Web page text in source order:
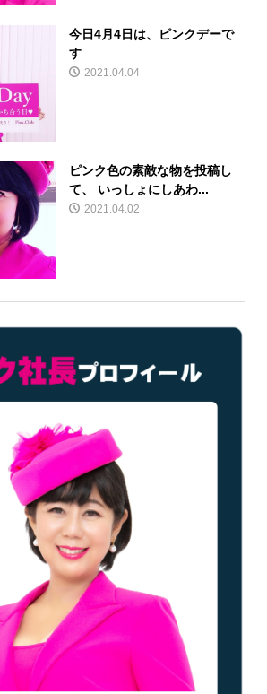
今日4月4日は、ピンクデーで
す
2021.04.04
ピンク色の素敵な物を投稿し
て、 いっしょにしあわ...
2021.04.02